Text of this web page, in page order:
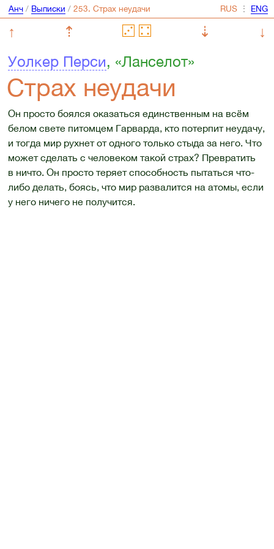
Анч/ Выписки / ⋮
↑ ⇡ ⇣
↓
Уолкер Перси, «Ланселот»
Страх неудачи
Он просто боялся оказаться единственным на всём
белом свете питомцем Гарварда, кто потерпит неудачу,
и тогда мир рухнет от одного только стыда за него. Что
может сделать с человеком такой страх? Превратить
в ничто. Он просто теряет способность пытаться что-
либо делать, боясь, что мир развалится на атомы, если
у него ничего не получится.